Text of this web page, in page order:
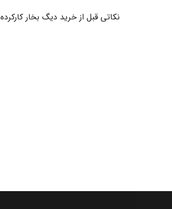
نکاتی قبل از خرید دیگ بخار کارکرده ۱تن و ۲تن و ۳تن و ۵تن و۷تن